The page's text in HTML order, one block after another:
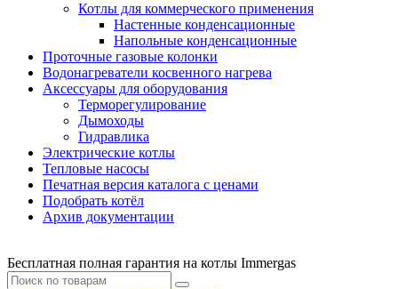
Котлы для коммерческого применения
Настенные конденсационные
Напольные конденсационные
Проточные газовые колонки
Водонагреватели косвенного нагрева
Аксессуары для оборудования
Терморегулирование
Дымоходы
Гидравлика
Электрические котлы
Тепловые насосы
Печатная версия каталога с ценами
Подобрать котёл
Архив документации
Бесплатная полная гарантия на котлы Immergas